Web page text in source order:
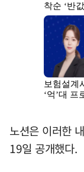
노션은 이러한
19일 공개했다.